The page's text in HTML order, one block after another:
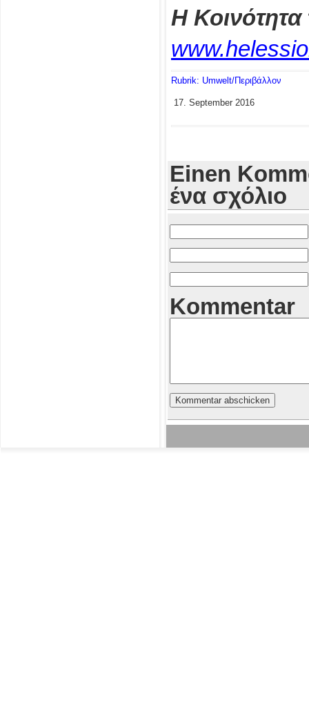
Η Κοινότητα
Rubrik: Umwelt/Περιβάλλον
17. September 2016
Einen
ένα σχόλιο
Kommentar